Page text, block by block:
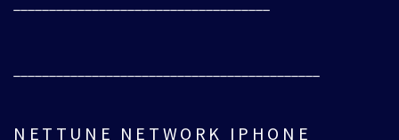
NETTUNE NETWORK IPHONE